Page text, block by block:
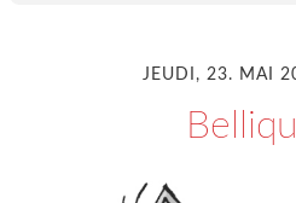
JEUDI, 23. MAI